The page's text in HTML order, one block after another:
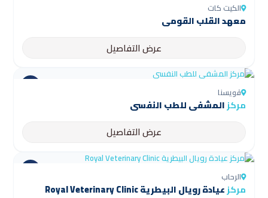
الكيت كات
معهد القلب القومي
عرض التفاصيل
قويسنا
مركزالمشفى للطب النفسي
عرض التفاصيل
الرحاب
مركزعيادة رويال البيطرية Royal Veterinary Clinic